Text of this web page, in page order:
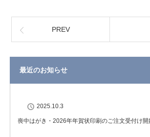
PREV
最近のお知らせ
2025.10.3
喪中はがき・2026年年賀状印刷のご注文受付け開